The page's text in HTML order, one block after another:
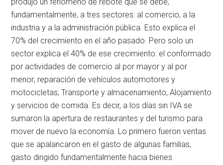
fundamentalmente, a tres sectores: al comercio, a la
industria y a la administración pública. Esto explica el
70% del crecimiento en el año pasado. Pero solo un
sector explica el 40% de ese crecimiento: el conformado
por actividades de comercio al por mayor y al por
menor; reparación de vehículos automotores y
motocicletas; Transporte y almacenamiento; Alojamiento
y servicios de comida. Es decir, a los días sin IVA se
sumaron la apertura de restaurantes y del turismo para
mover de nuevo la economía. Lo primero fueron ventas
que se apalancaron en el gasto de algunas familias,
gasto dirigido fundamentalmente hacia bienes